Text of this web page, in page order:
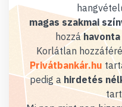
magas szakmai
hozzá
Korlátlan
Privátbankár.hu
pedig a hirdetés